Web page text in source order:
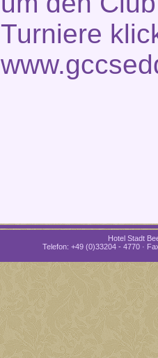
Turniere
Hotel Stadt
Telefon: +49 (0)33204 - 4770 ·